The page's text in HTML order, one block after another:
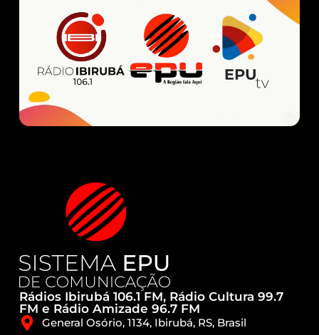
Rádios Ibirubá 106.1 FM, Rádio Cultura 99.7
FM e Rádio Amizade 96.7 FM
General Osório, 1134, Ibirubá, RS, Brasil